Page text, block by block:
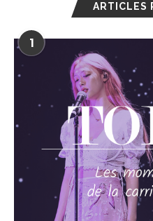
ARTICLES
1